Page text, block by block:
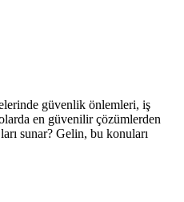
güvenlik önlemleri, iş
en güvenilir çözümlerden
sunar? Gelin, bu konuları